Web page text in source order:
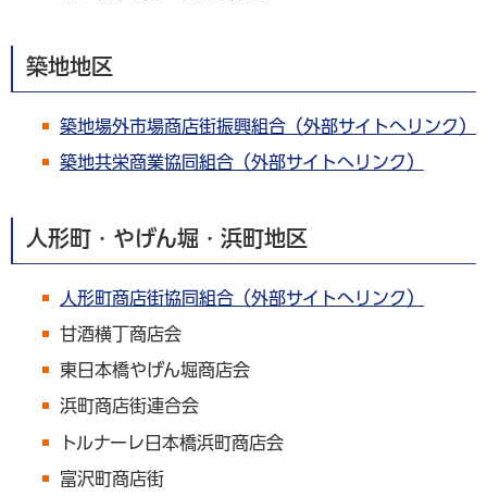
築地地区
築地場外市場商店街振興組合（外部サイトへリンク）
築地共栄商業協同組合（外部サイトへリンク）
人形町・やげん堀・浜町地区
人形町商店街協同組合（外部サイトへリンク）
甘酒横丁商店会
東日本橋やげん堀商店会
浜町商店街連合会
トルナーレ日本橋浜町商店会
富沢町商店街